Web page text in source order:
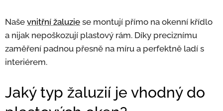
Naše vnitřní žaluzie se montují přímo na okenní křídlo
a nijak nepoškozují plastový rám. Díky preciznímu
zaměření padnou přesně na míru a perfektně ladí s
interiérem.
Jaký typ žaluzií je vhodný do